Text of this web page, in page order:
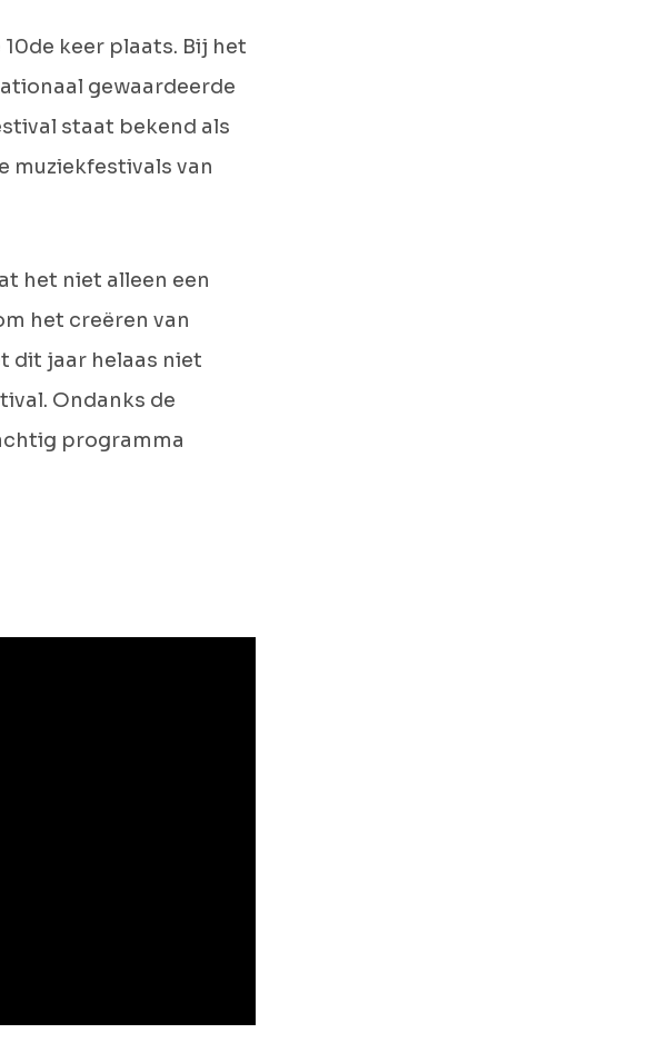
keer plaats. Bij het
gewaardeerde
staat bekend als
muziekfestivals van
het niet alleen een
het creëren van
dit jaar helaas niet
Ondanks de
programma